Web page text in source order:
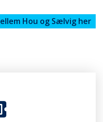
Hou og Sælvig her